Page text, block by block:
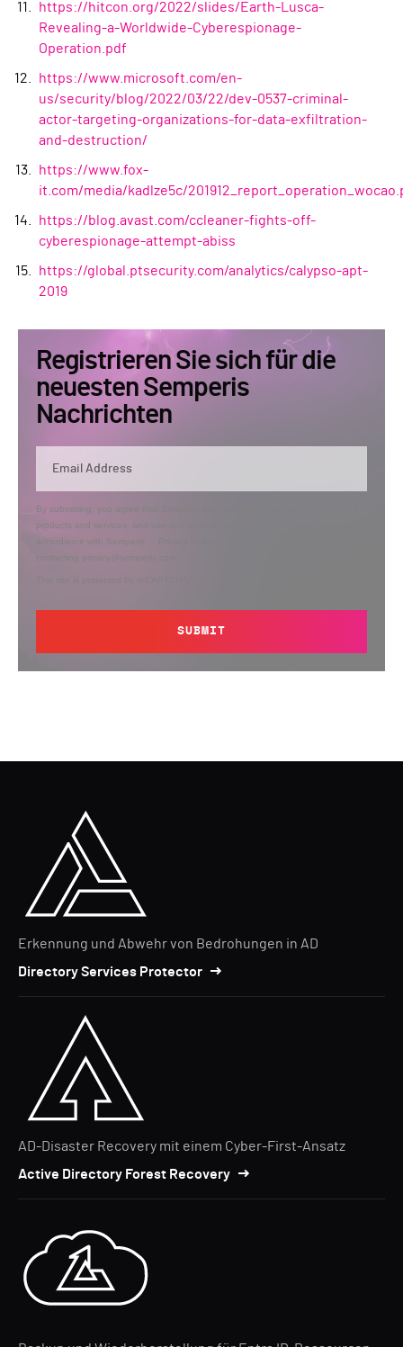
https://hitcon.org/2022/slides/Earth-Lusca-
Revealing-a-Worldwide-Cyberespionage-
Operation.pdf
https://www.microsoft.com/en-
us/security/blog/2022/03/22/dev-0537-criminal-
actor-targeting-organizations-for-data-exfiltration-
and-destruction/
https://www.fox-
it.com/media/kadlze5c/
https://blog.avast.com/ccleaner-fights-off-
cyberespionage-attempt-abiss
https://global.ptsecurity.com/analytics/calypso-apt-
2019
Registrieren Sie sich für die
neuesten Semperis
Nachrichten
By submitting, you agree that Semperis may send you information regarding its
products and services, and use and process your personal information in
accordance with Semperis’
contacting privacy@semperis.com.
SUBMIT
Erkennung und Abwehr von Bedrohungen in AD
Directory Services Protector
AD-Disaster Recovery mit einem Cyber-First-Ansatz
Active Directory Forest Recovery